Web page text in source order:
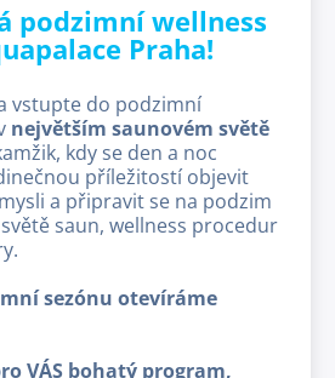
podzimní wellness
Praha!
vstupte do podzimní
největším saunovém světě
kdy se den a noc
příležitostí objevit
a připravit se na podzim
saun, wellness procedur
sezónu otevíráme
VÁS bohatý program,